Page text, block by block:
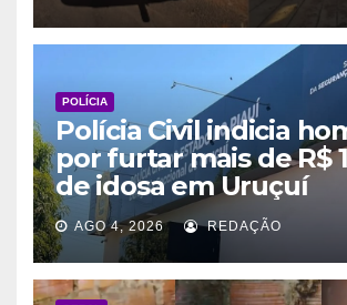
POLÍCIA
Polícia Civil indicia
por furtar mais de R$
de idosa em Uruçuí
AGO 4, 2026 REDAÇÃO